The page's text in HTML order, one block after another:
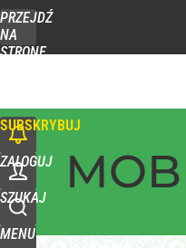
PRZEJDŹ
NA
STRONĘ
SUBSKRYBUJ
ZALOGUJ
SZUKAJ
MENU